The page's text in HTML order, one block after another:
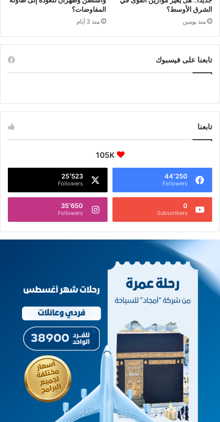
الشرق الأوسط؟
منذ يومين
المفاوضات؟
منذ 3 أيام
تابعنا على فيسبوك
تابعنا
105K
44٬250
Followers
25٬523
Followers
0
Subscribers
35٬650
Followers